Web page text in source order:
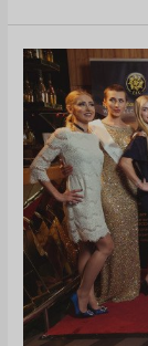
ВКЛЮБЕ.ТВ
2017